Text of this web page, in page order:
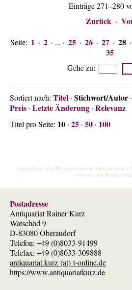
Einträge 271–280
Zurück ·
Seite: 1 · 2 · ... · 25 · 26 · 27 · 28 ·
35
Gehe zu:
Sortiert nach: Titel · Stichwort/Autor ·
Preis · Letzte Änderung · Relevanz
Titel pro Seite: 10 · 25 · 50 · 100
HescomShop- Das Webshopsystem für Antiquariate und
Software. Alle Rechte
Postadresse
Antiquariat Rainer Kurz
Watschöd 9
D-83080 Oberaudorf
Telefon: +49 (0)8033-91499
Telefax: +49 (0)8033-309888
antiquariat.kurz (at) t-online.de
https://www.antiquariatkurz.de